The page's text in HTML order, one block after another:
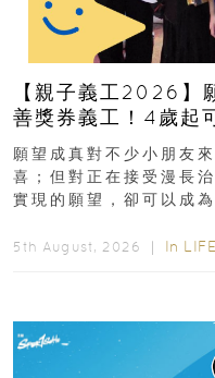
【親子義工2026】
善獎券義工！4歲起
新界
願望成真對不少小朋友
喜；但對正在接受漫長
實現的願望，卻可以成
5th August, 2026 ｜ In